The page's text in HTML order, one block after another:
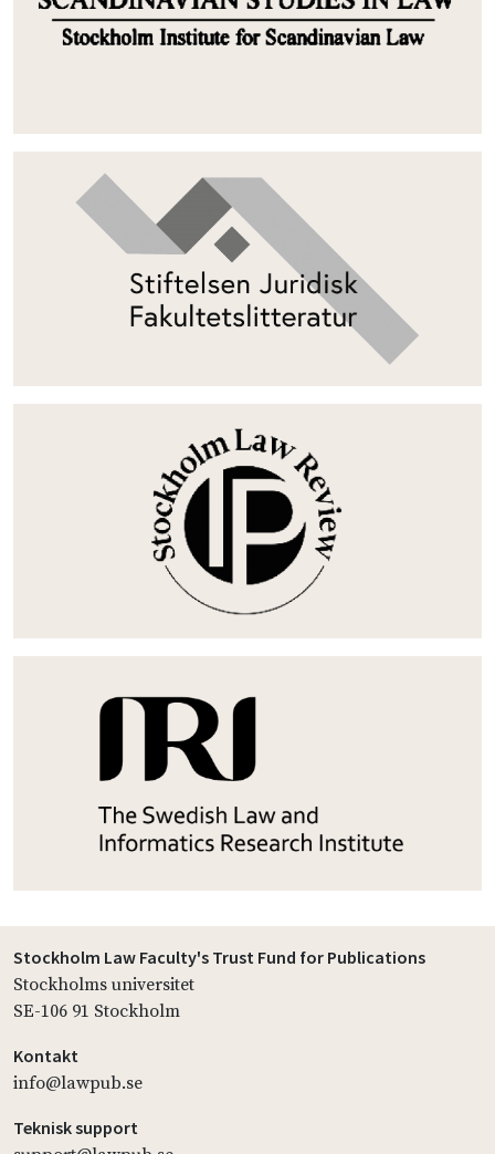
Stockholm Law Faculty's Trust Fund for Publications
Stockholms universitet
SE-106 91 Stockholm
Kontakt
info@lawpub.se
Teknisk support